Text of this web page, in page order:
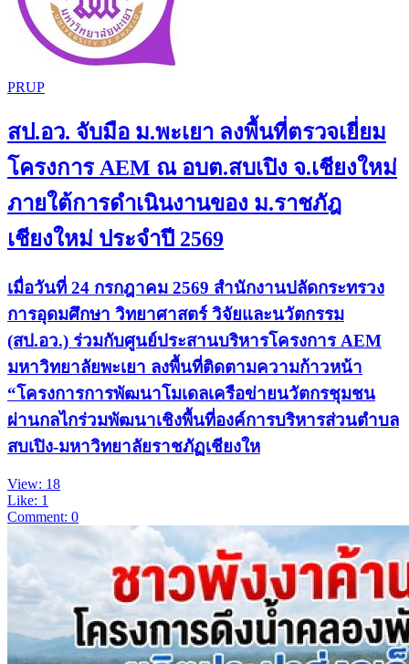
PRUP
สป.อว. จับมือ ม.พะเยา ลงพื้นที่ตรวจเยี่ยม
โครงการ AEM ณ อบต.สบเปิง จ.เชียงใหม่
ภายใต้การดำเนินงานของ ม.ราชภัฎ
เชียงใหม่ ประจำปี 2569
เมื่อวันที่ 24 กรกฎาคม 2569 สำนักงานปลัดกระทรวง
การอุดมศึกษา วิทยาศาสตร์ วิจัยและนวัตกรรม
(สป.อว.) ร่วมกับศูนย์ประสานบริหารโครงการ AEM
มหาวิทยาลัยพะเยา ลงพื้นที่ติดตามความก้าวหน้า
“โครงการการพัฒนาโมเดลเครือข่ายนวัตกรชุมชน
ผ่านกลไกร่วมพัฒนาเชิงพื้นที่องค์การบริหารส่วนตำบล
สบเปิง-มหาวิทยาลัยราชภัฏเชียงให
View: 18
Like: 1
Comment: 0